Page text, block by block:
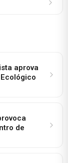
aprova
de